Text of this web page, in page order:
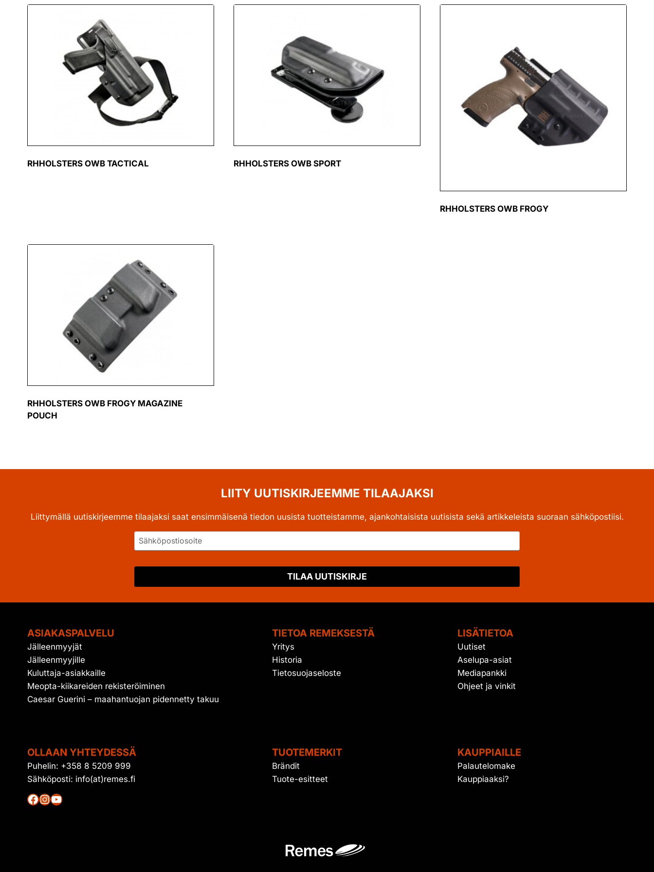
RHHOLSTERS OWB TACTICAL RHHOLSTERS OWB SPORT
RHHOLSTERS OWB FROGY
RHHOLSTERS OWB FROGY MAGAZINE
POUCH
LIITY UUTISKIRJEEMME TILAAJAKSI
Liittymällä uutiskirjeemme tilaajaksi saat ensimmäisenä tiedon uusista tuotteistamme, ajankohtaisista uutisista sekä artikkeleista suoraan sähköpostiisi.
TILAA UUTISKIRJE
ASIAKASPALVELU
Jälleenmyyjät
Jälleenmyyjille
Kuluttaja-asiakkaille
Meopta-kiikareiden rekisteröiminen
Caesar Guerini – maahantuojan pidennetty takuu
TIETOA REMEKSESTÄ
Yritys
Historia
Tietosuojaseloste
LISÄTIETOA
Uutiset
Aselupa-asiat
Mediapankki
Ohjeet ja vinkit
OLLAAN YHTEYDESSÄ
Puhelin: +358 8 5209 999
Sähköposti: info(at)remes.fi
Facebook
Instagram
YouTube
TUOTEMERKIT
Brändit
Tuote-esitteet
KAUPPIAILLE
Palautelomake
Kauppiaaksi?